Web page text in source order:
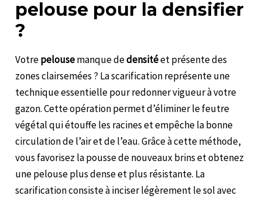
pelouse pour la densifier
?
Votrepelousemanque dedensitéet présente des
zones clairsemées ? La scarification représente une
technique essentielle pour redonner vigueur à votre
gazon. Cette opération permet d’éliminer le feutre
végétal qui étouffe les racines et empêche la bonne
circulation de l’air et de l’eau. Grâce à cette méthode,
vous favorisez la pousse de nouveaux brins et obtenez
une pelouse plus dense et plus résistante. La
scarification consiste à inciser légèrement le sol avec